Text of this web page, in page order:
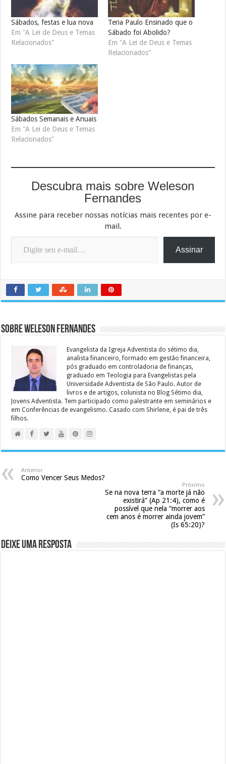
Sábados, festas e lua nova
Em "A Lei de Deus e Temas
Relacionados"
Teria Paulo Ensinado que o
Sábado foi Abolido?
Em "A Lei de Deus e Temas
Relacionados"
Sábados Semanais e Anuais
Em "A Lei de Deus e Temas
Relacionados"
Descubra mais sobre Weleson
Fernandes
Assine para receber nossas notícias mais recentes por e-
mail.
Digite seu e-mail…
Assinar
Sobre Weleson Fernandes
Evangelista da Igreja Adventista do sétimo dia,
analista financeiro, formado em gestão financeira,
pós graduado em controladoria de finanças,
graduado em Teologia para Evangelistas pela
Universidade Adventista de São Paulo. Autor de
livros e de artigos, colunista no Blog Sétimo dia,
Jovens Adventista. Tem participado como palestrante em seminários e
em Conferências de evangelismo. Casado com Shirlene, é pai de três
filhos.
Anterior
Como Vencer Seus Medos?
Próximo
Se na nova terra “a morte já não
existirá” (Ap 21:4), como é
possível que nela “morrer aos
cem anos é morrer ainda jovem”
(Is 65:20)?
Deixe uma resposta